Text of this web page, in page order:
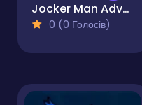
Jocker Man Adventure
0 (0 Голосів)